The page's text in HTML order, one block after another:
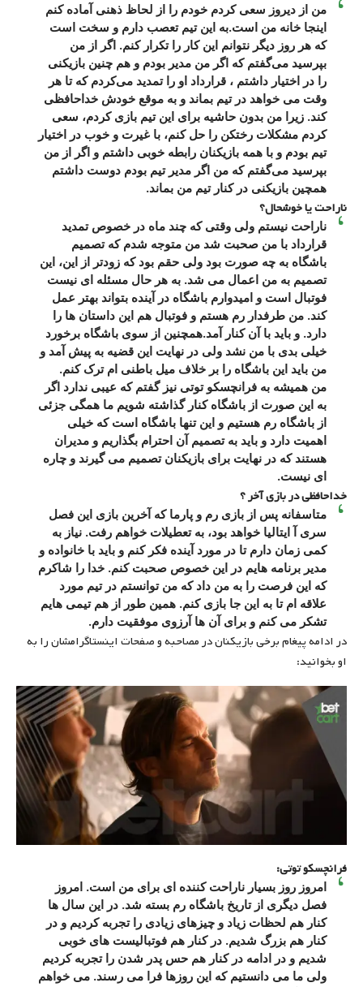
من از دیروز سعی کردم خودم را از لحاظ ذهنی آماده کنم
اینجا خانه من است.به این تیم تعصب دارم و سخت است
که هر روز دیگر نتوانم این کار را تکرار کنم. اگر از من
بپرسید می‌گفتم که اگر من مدیر بودم و هم چنین بازیکنی
را در اختیار داشتم ، قرارداد او را تمدید می‌کردم که تا هر
وقت می خواهد در تیم بماند و به موقع خودش خداحافظی
کند. زیرا من بدون حاشیه برای این تیم بازی کردم، سعی
کردم مشکلات رختکن را حل کنم، با غیرت و خوب در اختیار
تیم بودم و با همه بازیکنان رابطه خوبی داشتم و اگر از من
بپرسید می‌گفتم که من اگر مدیر تیم بودم دوست داشتم
همچین بازیکنی در کنار تیم من بماند.
ناراحت یا خوشحال؟
ناراحت نیستم ولی وقتی که چند ماه در خصوص تمدید
قرارداد با من صحبت شد من متوجه شدم که تصمیم
باشگاه به چه صورت بود ولی حقم بود که زودتر از این، این
تصمیم به من اعمال می شد. به هر حال مسئله ای نیست
فوتبال است و امیدوارم باشگاه در آینده بتواند بهتر عمل
کند. من طرفدار رم هستم و فوتبال هم این داستان ها را
دارد. و باید با آن کنار آمد.همچنین از سوی باشگاه برخورد
خیلی بدی با من نشد ولی در نهایت این قضیه به پیش آمد و
من باید این باشگاه را بر خلاف میل باطنی ام ترک کنم.
من همیشه به فرانچسکو توتی نیز گفتم که عیبی ندارد اگر
به این صورت از باشگاه کنار گذاشته شویم ما همگی جزئی
از باشگاه رم هستیم و این تنها باشگاه است که خیلی
اهمیت دارد و باید به تصمیم آن احترام بگذاریم و مدیران
هستند که در نهایت برای بازیکنان تصمیم می گیرند و چاره
ای نیست.
خداحافظی در بازی آخر ؟
متاسفانه پس از بازی رم و پارما که آخرین بازی این فصل
سری آ ایتالیا خواهد بود، به تعطیلات خواهم رفت. نیاز به
کمی زمان دارم تا در مورد آینده فکر کنم و باید با خانواده و
مدیر برنامه هایم در این خصوص صحبت کنم. خدا را شاکرم
که این فرصت را به من داد که من توانستم در تیم مورد
علاقه ام تا به این جا بازی کنم. همین طور از هم تیمی هایم
تشکر می کنم و برای آن ها آرزوی موفقیت دارم.
در ادامه پیغام برخی بازیکنان در مصاحبه و صفحات اینستاگرامشان را به
او بخوانید:
فرانچسکو توتی:
امروز روز بسیار ناراحت کننده ای برای من است. امروز
فصل دیگری از تاریخ باشگاه رم بسته شد. در این سال ها
کنار هم لحظات زیاد و چیزهای زیادی را تجربه کردیم و در
کنار هم بزرگ شدیم. در کنار هم فوتبالیست ‌های خوبی
شدیم و در ادامه در کنار هم حس پدر شدن را تجربه کردیم
ولی ما می دانستیم که این روزها فرا می رسند. می خواهم